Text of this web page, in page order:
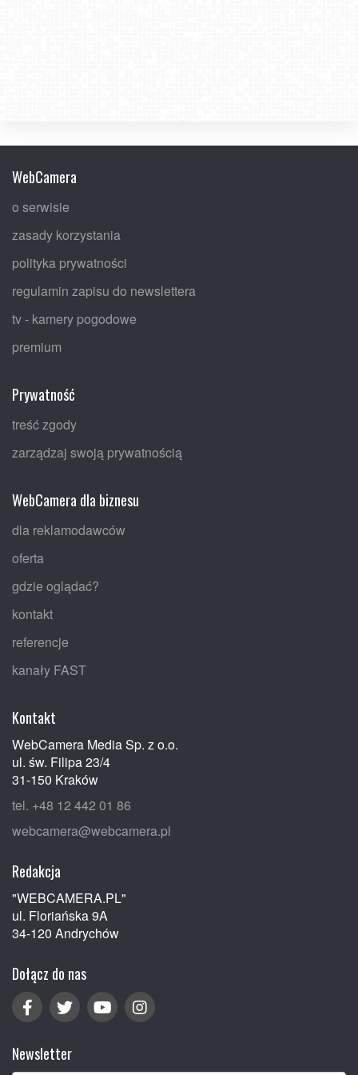
WebCamera
o serwisie
zasady korzystania
polityka prywatności
regulamin zapisu do newslettera
tv - kamery pogodowe
premium
Prywatność
treść zgody
zarządzaj swoją prywatnością
WebCamera dla biznesu
dla reklamodawców
oferta
gdzie oglądać?
kontakt
referencje
kanały FAST
Kontakt
WebCamera Media Sp. z o.o.
ul. św. Filipa 23/4
31-150 Kraków
tel. +48 12 442 01 86
webcamera@webcamera.pl
Redakcja
"WEBCAMERA.PL"
ul. Floriańska 9A
34-120 Andrychów
Dołącz do nas
Newsletter